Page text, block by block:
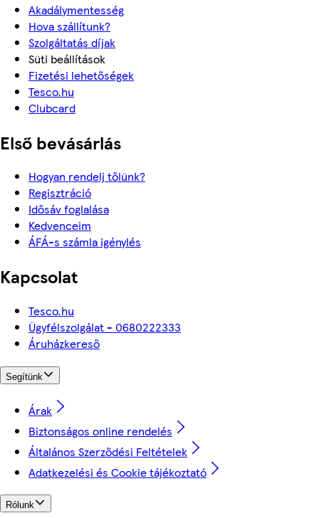
Akadálymentesség
Hova szállítunk?
Szolgáltatás díjak
Süti beállítások
Fizetési lehetőségek
Tesco.hu
Clubcard
Első bevásárlás
Hogyan rendelj tőlünk?
Regisztráció
Idősáv foglalása
Kedvenceim
ÁFÁ-s számla igénylés
Kapcsolat
Tesco.hu
Ügyfélszolgálat - 0680222333
Áruházkereső
Segítünk
Árak
Biztonságos online rendelés
Általános Szerződési Feltételek
Adatkezelési és Cookie tájékoztató
Rólunk